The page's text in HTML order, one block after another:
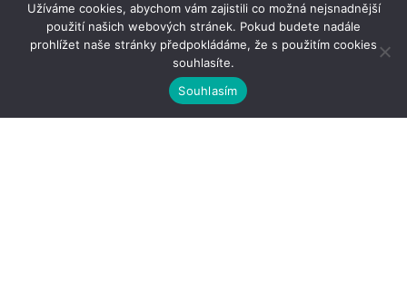
Užíváme cookies, abychom vám zajistili co možná nejsnadnější
použití našich webových stránek. Pokud budete nadále
prohlížet naše stránky předpokládáme, že s použitím cookies
souhlasíte.
Souhlasím